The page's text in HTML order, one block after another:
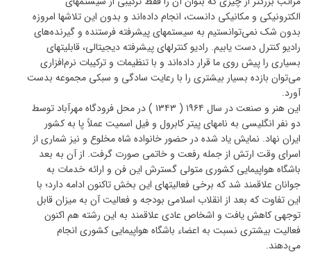
الکترونیکی و مکانیکی دانست، انجام داده‌اند و بدون این تلاشها امروزه
بدون شک نمی‌توانستیم به سیستمهای پیشرفته فرستنده و گیرنده‌های
رادیو کنترل دست یابیم. رادیو کنترلهای پیشرفته دیجیتالی، قابلیتهای
بسیاری را پیش روی ما قرار داده‌اند و با تنظیمات و ترکیبات نرم‌افزاری
می‌توان بازده بسیار بیشتری را با رعایت سادگی و سبکی مجموعه بدست
آورد.
این هنر و صنعت در سال ۱۹۶۴ ( ۱۳۴۳ ) در محل فرودگاه مهرآباد توسط
دو نفر انگلیسی به نامهای پیتر کابرول و فیل اسمیت عملاً پا به کشور
ایران نهاد. نمایش یاد شده در حضور خانواده شاه مخلوع و نیز شماری از
اسرای وقت ارتش از جمله رفعت و خاتمی صورت گرفت. از آن به بعد
باشگاه هواپیمایی کشوری متولی گسترش این فن و ارائه خدمات به
جوانان علاقمند شد که برخی فعالیتهای این بخش تاکنون ادامه دارد؛ با
این تفاوت که بعد از انقلاب اسلامی بودجه و فعالیت آن به میزان قابل
توجهی کاهش یافت و اشخاص عادی علاقمند به این رشته هم اکنون
فعالیت بیشتری نسبت به اعضاء باشگاه هواپیمایی کشوری انجام
می‌دهند.